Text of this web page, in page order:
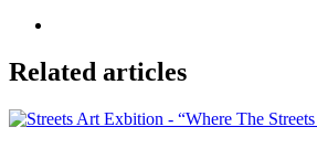
Related articles